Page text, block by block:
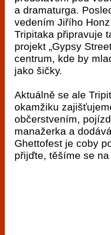
a dramaturga.
vedením Jiřího
Tripitaka připravuje
projekt „Gypsy
centrum, kde by
jako šičky.
Aktuálně se ale
okamžiku
občerstvením,
manažerka a
Ghettofest je coby
přijďte, těšíme se na